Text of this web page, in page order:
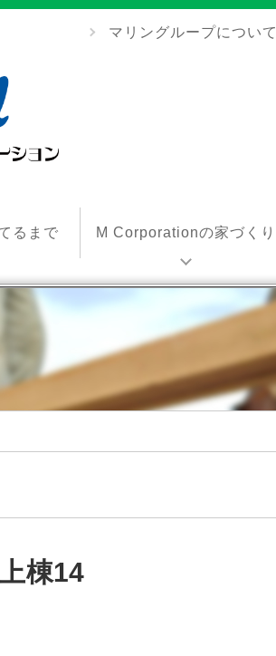
マリングループについて
るまで M Corporationの家づくり
棟14